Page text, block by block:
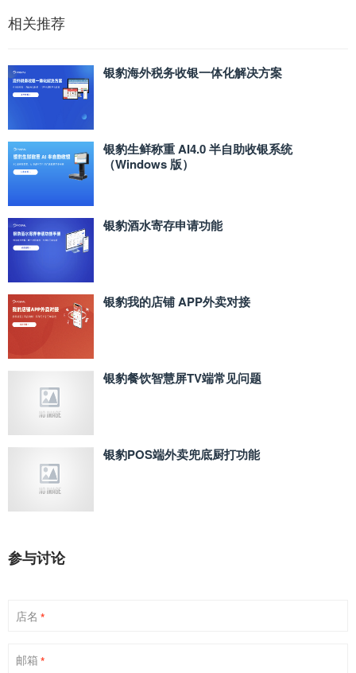
相关推荐
银豹海外税务收银一体化解决方案
银豹生鲜称重 AI4.0 半自助收银系统
（Windows 版）
银豹酒水寄存申请功能
银豹我的店铺 APP外卖对接
银豹餐饮智慧屏TV端常见问题
银豹POS端外卖兜底厨打功能
参与讨论
店名 *
邮箱 *